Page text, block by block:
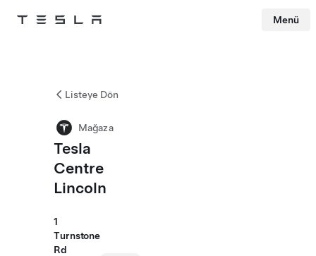
Tesla Menü
Listeye Dön
Mağaza
Tesla
Centre
Lincoln
1
Turnstone
Rd